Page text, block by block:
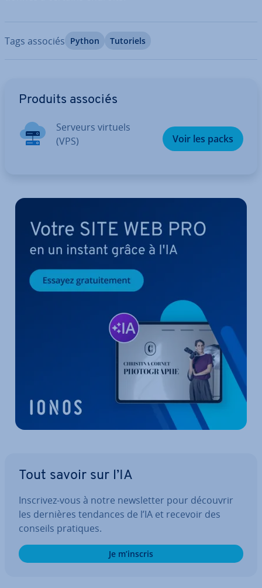
Tags associés Python Tutoriels
Produits associés
Serveurs virtuels
(VPS)
Voir les packs
Tout savoir sur l’IA
Inscrivez-vous à notre news­let­ter pour découvrir
les dernières tendances de l’IA et recevoir des
conseils pratiques.
Je m’inscris